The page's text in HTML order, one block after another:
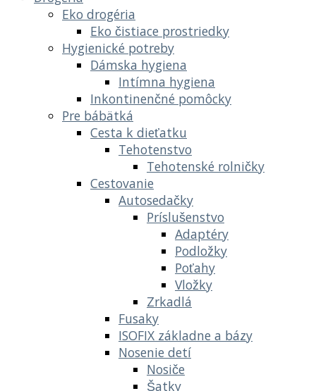
Eko drogéria
Eko čistiace prostriedky
Hygienické potreby
Dámska hygiena
Intímna hygiena
Inkontinenčné pomôcky
Pre bábätká
Cesta k dieťatku
Tehotenstvo
Tehotenské rolničky
Cestovanie
Autosedačky
Príslušenstvo
Adaptéry
Podložky
Poťahy
Vložky
Zrkadlá
Fusaky
ISOFIX základne a bázy
Nosenie detí
Nosiče
Šatky